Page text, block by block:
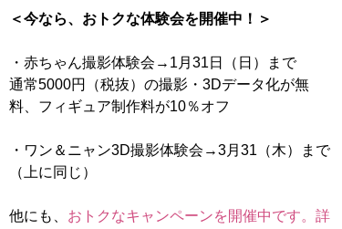
＜今なら、おトクな体験会を開催中！＞
・赤ちゃん撮影体験会→1月31日（日）まで
通常5000円（税抜）の撮影・3Dデータ化が無
料、フィギュア制作料が10％オフ
・ワン＆ニャン3D撮影体験会→3月31（木）まで
（上に同じ）
他にも、 おトクなキャンペーンを開催中です。詳